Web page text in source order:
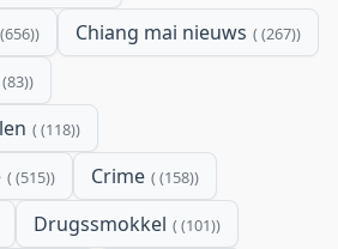
(656) Chiang mai nieuws (267)
(83)
(118)
(515) Crime (158)
Drugssmokkel (101)